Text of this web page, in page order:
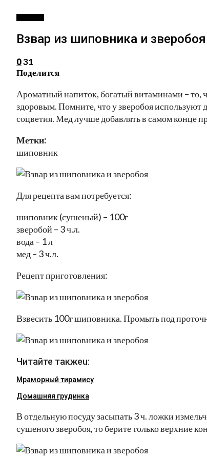
Взвар из шиповника и зверобоя
031
Поделится
Ароматный напиток, богатый витаминами – то,
здоровым. Помните, что у зверобоя используют
соцветия. Мед лучше добавлять в самом конце
Метки:
шиповник
Для рецепта вам потребуется:
шиповник (сушеный) – 100г
зверобой – 3 ч.л.
вода – 1 л
мед – 3 ч.л.
Рецепт приготовления:
Взвесить 100г шиповника. Промыть под
Читайте такжеu:
Мраморный тирамису
Домашняя грудинка
В отдельную посуду засыпать 3 ч. ложки
сушеного зверобоя, то берите только верхние